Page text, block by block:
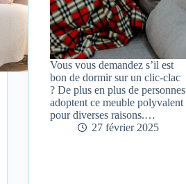
Vous vous demandez s’il est
bon de dormir sur un clic-clac
? De plus en plus de personnes
adoptent ce meuble polyvalent
pour diverses raisons.…
27 février 2025